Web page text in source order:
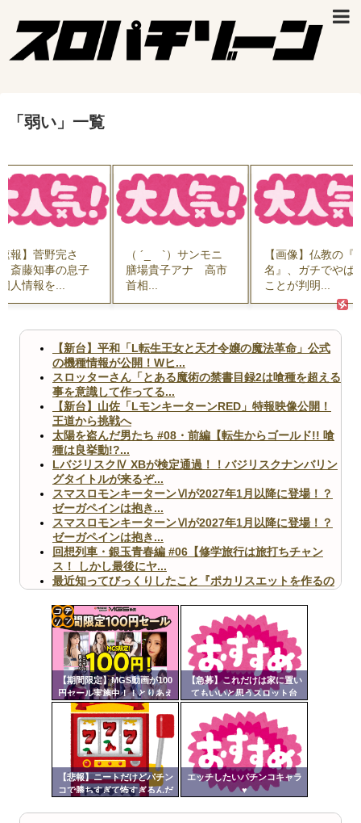
「 弱い 」 一覧
報】菅野完さ
斎藤知事の息子
人情報を...
（ ´_ゝ`）サンモニ
膳場貴子アナ 高市
首相...
【画像】仏教の『
名』、ガチでやば
ことが判明...
【新台】平和「L転生王女と天才令嬢の魔法革命」公式
の機種情報が公開！Wヒ...
スロッターさん「とある魔術の禁書目録2は喰種を超える
事を意識して作ってる...
【新台】山佐「LモンキーターンRED」特報映像公開！
王道から挑戦へ
太陽を盗んだ男たち #08・前編【転生からゴールド!! 喰
種は良挙動!?...
LバジリスクⅣ XBが検定通過！！バジリスクナンバリン
グタイトルが来るぞ...
スマスロモンキーターンⅥが2027年1月以降に登場！？
ゼーガペインは抱き...
スマスロモンキーターンⅥが2027年1月以降に登場！？
ゼーガペインは抱き...
回想列車・銀玉青春編 #06【修学旅行は旅打ちチャン
ス！ しかし最後にヤ...
最近知ってびっくりしたこと『ポカリスエットを作るの
【ヤバ杉】日本の無車検車「実は俺たち20万台も走って
ますｗ」←これどうす...
【閲覧注意】俺が近くにいると機械が壊れるんだけどさ
【画像】ペプシコーラ社、「こういうのでいいんだよ」
な新商品を発売
Powered by livedoor 相互RSS
【期間限定】MGS動画が100
円セール実施中！！とりあえ
ず全部買うやろｗｗｗｗｗ
【急募】これだけは家に置い
てもいいと思うスロット台
【悲報】ニートだけどパチン
コで勝ちすぎて怖すぎるんだ
エッチしたいパチンコキャラ
♥
コテ
リン
- 固
定リ
ンク
自動
更新
ツー